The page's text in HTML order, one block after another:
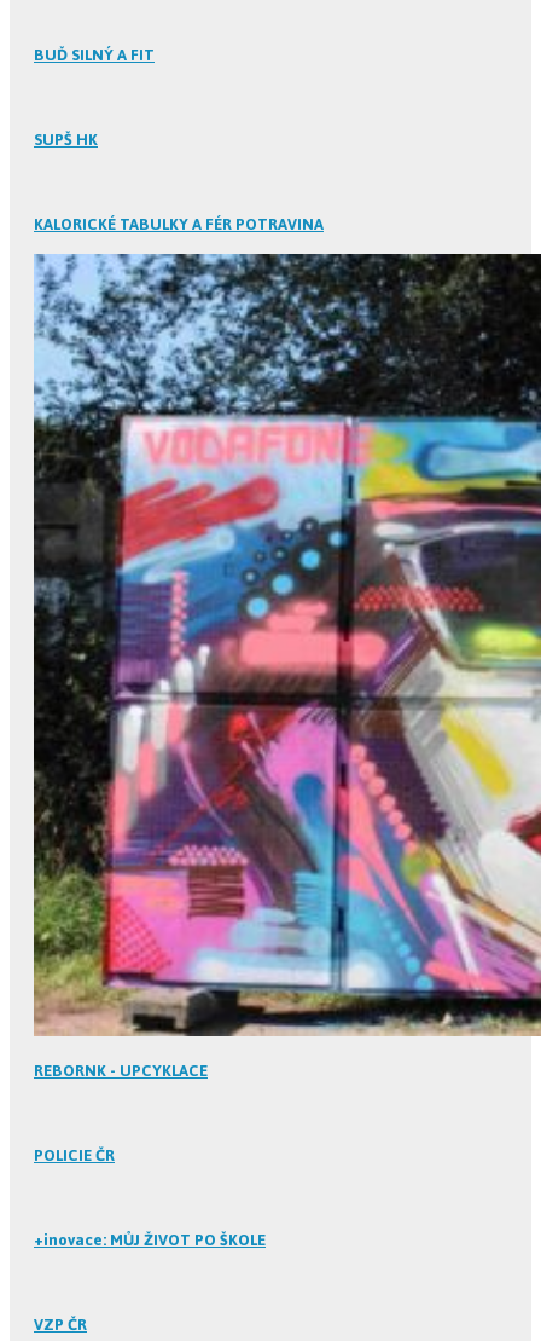
BUĎ SILNÝ A FIT
SUPŠ HK
KALORICKÉ TABULKY A FÉR POTRAVINA
REBORNK - UPCYKLACE
POLICIE ČR
+inovace: MŮJ ŽIVOT PO ŠKOLE
VZP ČR